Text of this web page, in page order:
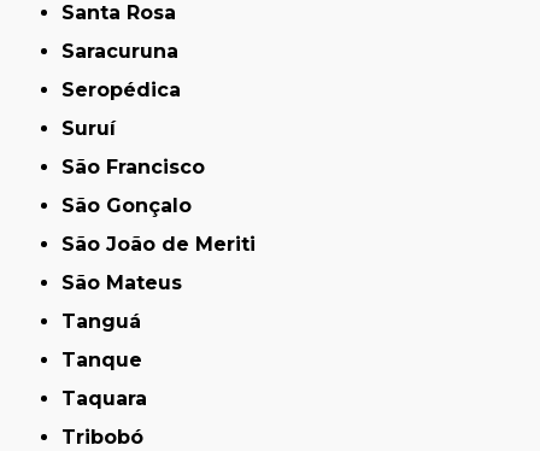
Santa Rosa
Saracuruna
Seropédica
Suruí
São Francisco
São Gonçalo
São João de Meriti
São Mateus
Tanguá
Tanque
Taquara
Tribobó